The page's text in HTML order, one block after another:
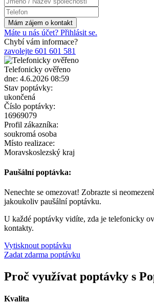
Máte u nás účet? Přihlásit se.
Chybí vám informace?
zavolejte 601 601 581
Telefonicky ověřeno
dne: 4.6.2026 08:59
Stav poptávky:
ukončená
Číslo poptávky:
16969079
Profil zákazníka:
soukromá osoba
Místo realizace:
Moravskoslezský kraj
Paušální poptávka:
Nenechte se omezovat! Zobrazte si
jakoukoliv paušální poptávku.
U každé poptávky vidíte, zda je telefonicky
kontakty.
Vytisknout poptávku
Zadat zdarma poptávku
Proč využívat poptávky s
Kvalita